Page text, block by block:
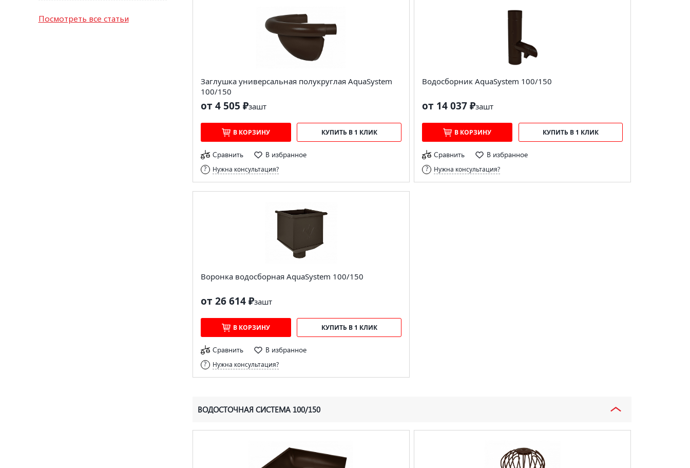
Посмотреть все статьи
Заглушка универсальная полукруглая AquaSystem
100/150
от 4 505 ₽зашт
В КОРЗИНУ КУПИТЬ В 1 КЛИК
Сравнить В избранное
Нужна консультация?
Водосборник AquaSystem 100/150
от 14 037 ₽зашт
В КОРЗИНУ КУПИТЬ В 1 КЛИК
Сравнить В избранное
Нужна консультация?
Воронка водосборная AquaSystem 100/150
от 26 614 ₽зашт
В КОРЗИНУ КУПИТЬ В 1 КЛИК
Сравнить В избранное
Нужна консультация?
ВОДОСТОЧНАЯ СИСТЕМА 100/150